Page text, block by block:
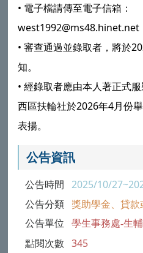
• 電子檔請傳至電子信箱：
west1992@ms48.hinet.net
• 審查通過並錄取者，將於
知。
• 經錄取者應由本人著正式
西區扶輪社於2026年4月份
表揚。
公告資訊
公告時間 2025/10/
公告分類 獎助學金、貸款
公告單位 學生事務處-生
點閱次數 345